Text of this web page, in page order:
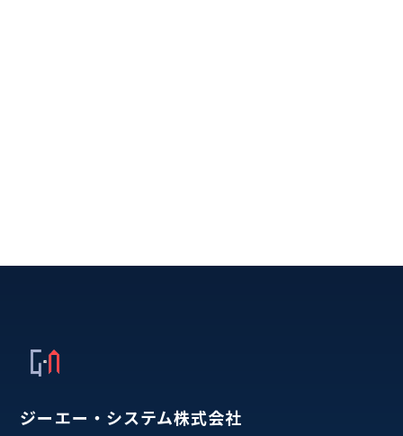
ジーエー・システム株式会社